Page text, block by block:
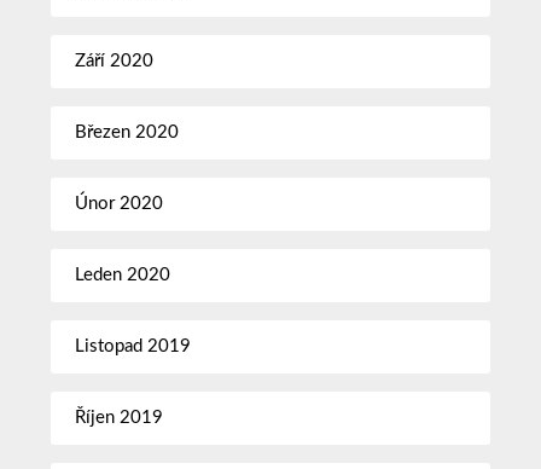
Září 2020
Březen 2020
Únor 2020
Leden 2020
Listopad 2019
Říjen 2019